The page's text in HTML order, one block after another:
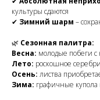
культуры сдаются
✔ Зимний шарм –
🌿 Сезонная палитра:
Весна: молодые побеги
Лето: роскошное
Осень: листва
Зима: графичные купола